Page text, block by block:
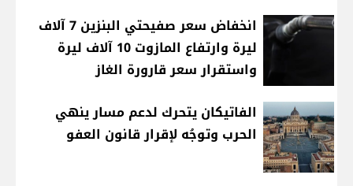
انخفاض سعر صفيحتي البنزين 7 آلاف
ليرة وارتفاع المازوت 10 آلاف ليرة
واستقرار سعر قارورة الغاز
الفاتيكان يتحرك لدعم مسار ينهي
الحرب وتوجُه لإقرار قانون العفو